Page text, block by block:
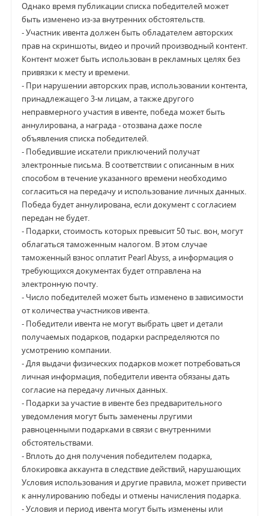
Однако время публикации списка победителей может
быть изменено из-за внутренних обстоятельств.
- Участник ивента должен быть обладателем авторских
прав на скриншоты, видео и прочий производный контент.
Контент может быть использован в рекламных целях без
привязки к месту и времени.
- При нарушении авторских прав, использовании контента,
принадлежащего 3-м лицам, а также другого
неправмерного участия в ивенте, победа может быть
аннулирована, а награда - отозвана даже после
объявления списка победителей.
- Победившие искатели приключений получат
электронные письма. В соответствии с описанным в них
способом в течение указанного времени необходимо
согласиться на передачу и использование личных данных.
Победа будет аннулирована, если документ с согласием
передан не будет.
- Подарки, стоимость которых превысит 50 тыс. вон, могут
облагаться таможенным налогом. В этом случае
таможенный взнос оплатит Pearl Abyss, а информация о
требующихся документах будет отправлена на
электронную почту.
- Число победителей может быть изменено в зависимости
от количества участников ивента.
- Победители ивента не могут выбрать цвет и детали
получаемых подарков, подарки распределяются по
усмотрению компании.
-Для выдачи физических подарков может потребоваться
личная информация, победители ивента обязаны дать
согласие на передачу личных данных.
- Подарки за участие в ивенте без предварительного
уведомления могут быть заменены лругими
равноценными подарками в связи с внутренними
обстоятельствами.
- Вплоть до дня получения победителем подарка,
блокировка аккаунта в следствие действий, нарушающих
Условия использования и другие правила, может привести
к аннулированию победы и отмены начисления подарка.
-Условия и период ивента могут быть изменены или